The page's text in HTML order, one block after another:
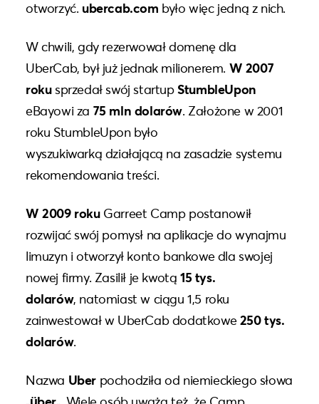
otworzyć. ubercab.com było więc jedną z nich.
W chwili, gdy rezerwował domenę dla
UberCab, był już jednak milionerem. W 2007
rokusprzedał swój startupStumbleUpon
eBayowi za 75 mln dolarów. Założone w 2001
roku StumbleUpon było
wyszukiwarką działającą na zasadzie systemu
rekomendowania treści.
W 2009 rokuGarreet Camp postanowił
rozwijać swój pomysł na aplikacje do wynajmu
limuzyn i otworzył konto bankowe dla swojej
nowej firmy. Zasilił je kwotą15 tys.
dolarów, natomiast w ciągu 1,5 roku
zainwestował w UberCab dodatkowe250 tys.
dolarów.
Nazwa Uber pochodziła od niemieckiego słowa